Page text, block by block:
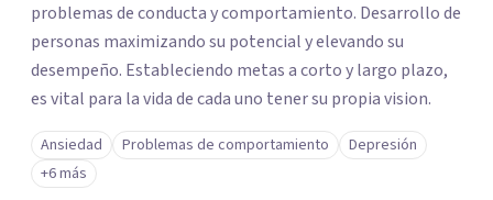
problemas de conducta y comportamiento. Desarrollo de
personas maximizando su potencial y elevando su
desempeño. Estableciendo metas a corto y largo plazo,
es vital para la vida de cada uno tener su propia vision.
Ansiedad Problemas de comportamiento
Depresión
+6 más